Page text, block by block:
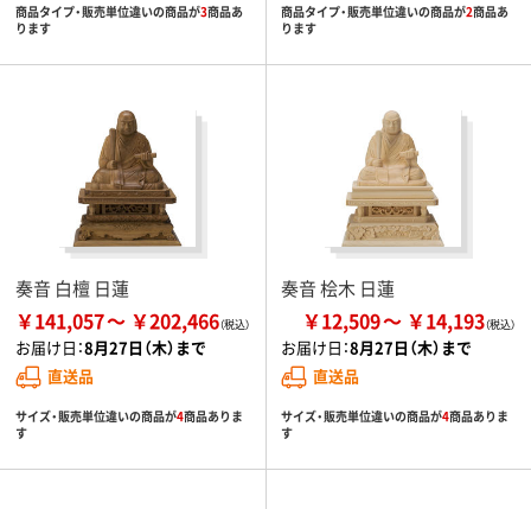
商品タイプ・販売単位違いの商品が3商品あ
ります
商品タイプ・販売単位違いの商品が2商品あ
ります
奏音 白檀 日蓮
￥141,057 ￥202,466
お届け日：8月27日（木）まで
直送品
サイズ・販売単位違いの商品が4商品ありま
す
奏音 桧木 日蓮
￥12,509 ￥14,193
お届け日：8月27日（木）まで
直送品
サイズ・販売単位違いの商品が4商品ありま
す